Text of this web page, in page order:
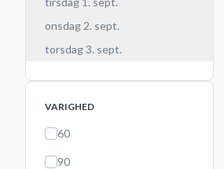
onsdag 2. sept.
torsdag 3. sept.
VARIGHED
60
90